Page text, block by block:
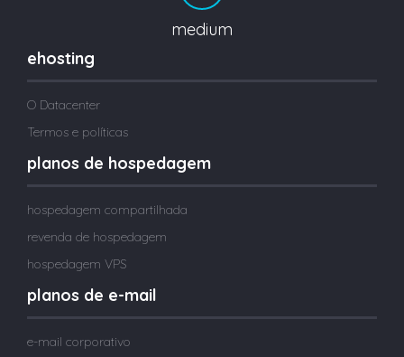
medium
ehosting
O Datacenter
Termos e políticas
planos de hospedagem
hospedagem compartilhada
revenda de hospedagem
hospedagem VPS
planos de e-mail
e-mail corporativo